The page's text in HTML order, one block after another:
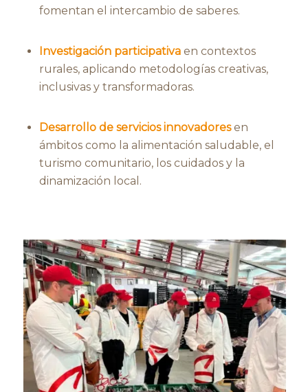
fomentan el intercambio de saberes.
Investigación participativaen contextos
rurales, aplicando metodologías creativas,
inclusivas y transformadoras.
Desarrollo de servicios innovadoresen
ámbitos como la alimentación saludable, el
turismo comunitario, los cuidados y la
dinamización local.